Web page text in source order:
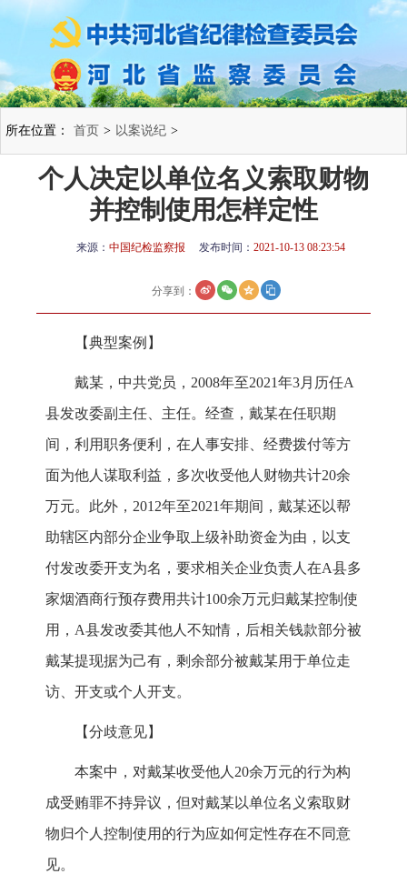
所在位置： 首页 > 以案说纪 >
个人决定以单位名义索取财物
并控制使用怎样定性
来源： 中国纪检监察报 发布时间： 2021-10-13 08:23:54
分享到：
【典型案例】
戴某，中共党员，2008年至2021年3月历任A
县发改委副主任、主任。经查，戴某在任职期
间，利用职务便利，在人事安排、经费拨付等方
面为他人谋取利益，多次收受他人财物共计20余
万元。此外，2012年至2021年期间，戴某还以帮
助辖区内部分企业争取上级补助资金为由，以支
付发改委开支为名，要求相关企业负责人在A县多
家烟酒商行预存费用共计100余万元归戴某控制使
用，A县发改委其他人不知情，后相关钱款部分被
戴某提现据为己有，剩余部分被戴某用于单位走
访、开支或个人开支。
【分歧意见】
本案中，对戴某收受他人20余万元的行为构
成受贿罪不持异议，但对戴某以单位名义索取财
物归个人控制使用的行为应如何定性存在不同意
见。